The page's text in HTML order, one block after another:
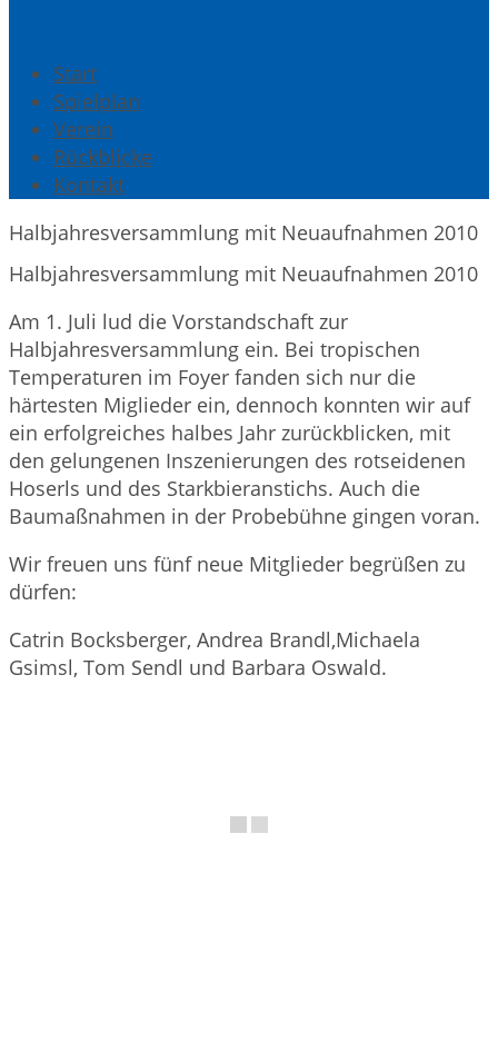
Start
Spielplan
Verein
Rückblicke
Kontakt
Halbjahresversammlung mit Neuaufnahmen 2010
Halbjahresversammlung mit Neuaufnahmen 2010
Am 1. Juli lud die Vorstandschaft zur
Halbjahresversammlung ein. Bei tropischen
Temperaturen im Foyer fanden sich nur die
härtesten Miglieder ein, dennoch konnten wir auf
ein erfolgreiches halbes Jahr zurückblicken, mit
den gelungenen Inszenierungen des rotseidenen
Hoserls und des Starkbieranstichs. Auch die
Baumaßnahmen in der Probebühne gingen voran.
Wir freuen uns fünf neue Mitglieder begrüßen zu
dürfen:
Catrin Bocksberger, Andrea Brandl,Michaela
Gsimsl, Tom Sendl und Barbara Oswald.